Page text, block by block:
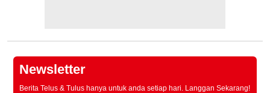
Newsletter
Berita Telus & Tulus hanya untuk anda setiap hari. Langgan Sekarang!